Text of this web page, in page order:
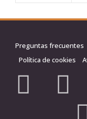
Preguntas frecuentes
Política de cookies